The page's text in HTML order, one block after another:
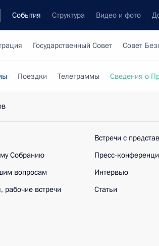
События Структура Видео и фото
Государственный Совет Совет
Поездки Телеграммы Сведения о
Собранию
вопросам
встречи
Встречи с
Пресс-
Интервью
Статьи